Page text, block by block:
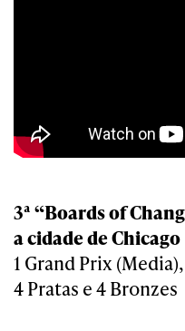
3ª “Boards of
a cidade de Chicago
1 Grand Prix
4 Pratas e 4 Bronzes